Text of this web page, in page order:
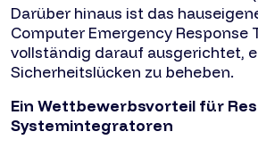
Darüber hinaus ist das
Computer Emergency Response
vollständig darauf ausgerichtet,
Sicherheitslücken zu beheben.
Ein Wettbewerbsvorteil für
Systemintegratoren